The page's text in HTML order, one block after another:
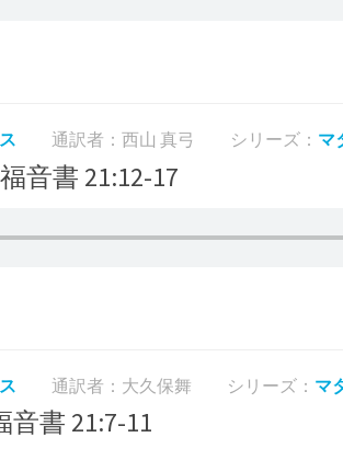
通訳者：西山 真弓 シリーズ： マ
音書 21:12-17
通訳者：大久保舞 シリーズ： マ
書 21:7-11